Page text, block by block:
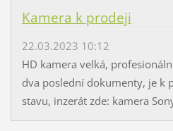
Kamera k prodeji
22.03.2023 10:12
HD kamera velká,
dva poslední dokumenty, je k
stavu, inzerát zde: kamera